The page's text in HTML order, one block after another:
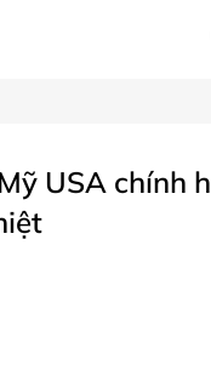
USA chính